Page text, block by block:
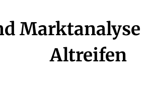
Altreifen